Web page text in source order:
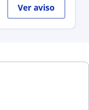
Ver aviso